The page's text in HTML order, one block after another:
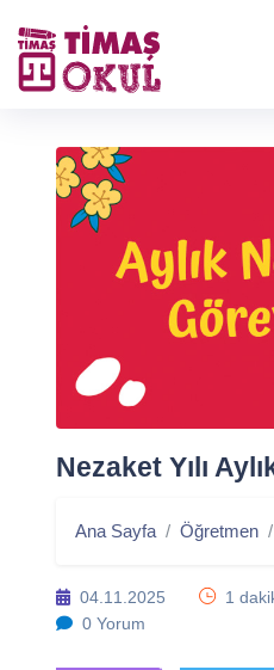
Nezaket Yılı
Ana Sayfa Öğretmen
04.11.2025 1
0 Yorum